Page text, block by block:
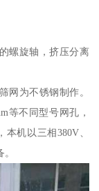
螺旋轴，挤压分离
网为不锈钢制作。
等不同型号网孔，
机以三相380V、